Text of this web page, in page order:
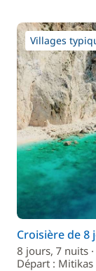
Villages
Croisière de
8 jours, 7 nuits
Départ : Mitikas